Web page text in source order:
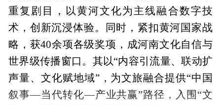
重复剧目，以黄河文化为主线融合数字技
术，创新沉浸体验。同时，紧扣黄河国家战
略，获40余项各级奖项，成河南文化自信与
世界级传播窗口。其以“内容引流量、联动扩
声量、文化赋地域”，为文旅融合提供“中国
叙事—当代转化—产业共赢”路径，入围“文